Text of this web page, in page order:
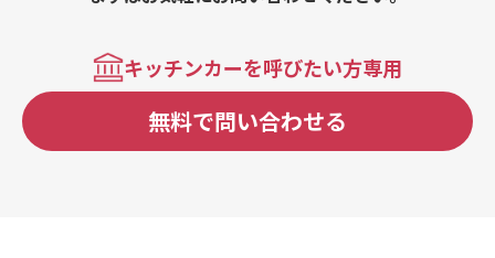
キッチンカーを呼びたい方専用
無料で問い合わせる